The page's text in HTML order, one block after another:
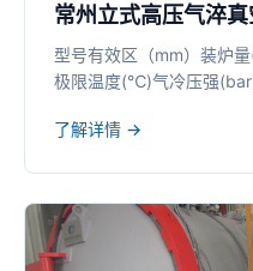
常州立式高压气淬
型号有效区（mm）装炉
极限温度(℃)气冷压强
了解详情 →